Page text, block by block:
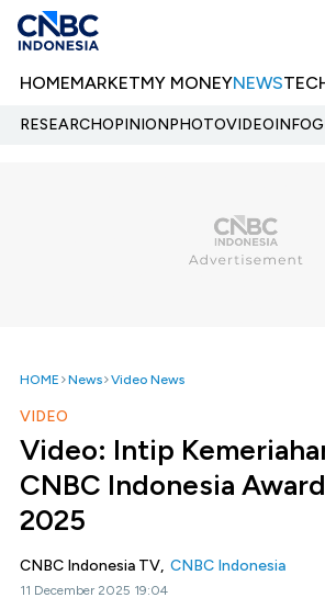
HOMEMARKETMY MONEYNEWS
RESEARCHOPINIONPHOTOVIDEO
HOME News Video News
VIDEO
Video: Intip
CNBC Indonesia
2025
CNBC Indonesia TV, CNBC Indonesia
11 December 2025 19:04